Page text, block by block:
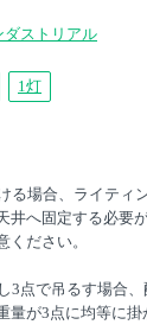
ダストリアル
1灯
る場合、ライティ
井へ固定する必要
ください。
3点で吊るす場合
量が3点に均等に掛